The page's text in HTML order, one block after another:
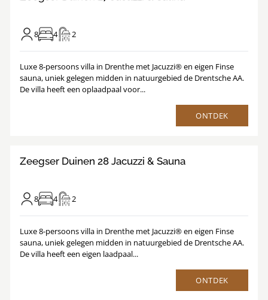
8 4 2
Luxe 8-persoons villa in Drenthe met Jacuzzi® en eigen Finse
sauna, uniek gelegen midden in natuurgebied de Drentsche AA.
De villa heeft een oplaadpaal voor...
ONTDEK
9.1
Zeegser Duinen 28 Jacuzzi & Sauna
8 4 2
Luxe 8-persoons villa in Drenthe met Jacuzzi® en eigen Finse
sauna, uniek gelegen midden in natuurgebied de Drentsche AA.
De villa heeft een eigen laadpaal...
ONTDEK
9.5